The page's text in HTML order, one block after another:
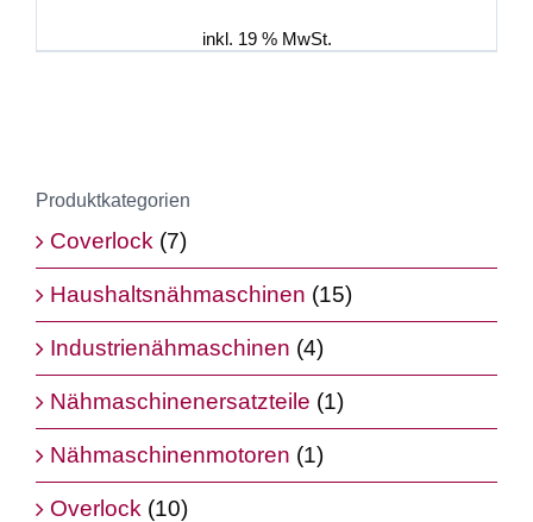
329,00 €
inkl. 19 % MwSt.
Produktkategorien
Coverlock (7)
Haushaltsnähmaschinen (15)
Industrienähmaschinen (4)
Nähmaschinenersatzteile (1)
Nähmaschinenmotoren (1)
Overlock (10)